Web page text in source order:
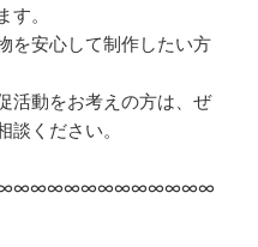
。
を安心して制作したい方
活動をお考えの方は、ぜ
ください。